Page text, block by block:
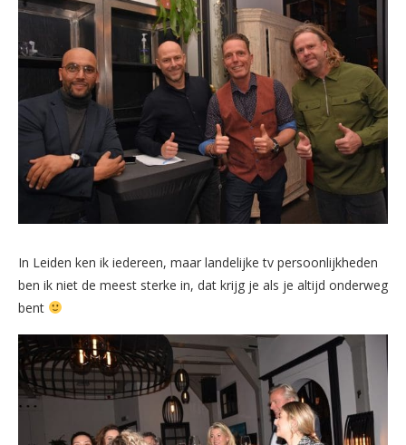
In Leiden ken ik iedereen, maar landelijke tv persoonlijkheden
ben ik niet de meest sterke in, dat krijg je als je altijd onderweg
bent